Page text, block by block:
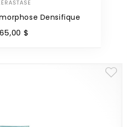
Densifique
65,00 $